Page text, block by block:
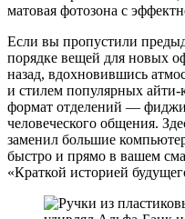
матовая фотозона с
Если вы пропустили
порядке вещей для новых
назад, вдохновившись
и стилем популярных
формат отделений —
человеческого общения.
заменил большие
быстро и прямо в вашем
«Краткой историей